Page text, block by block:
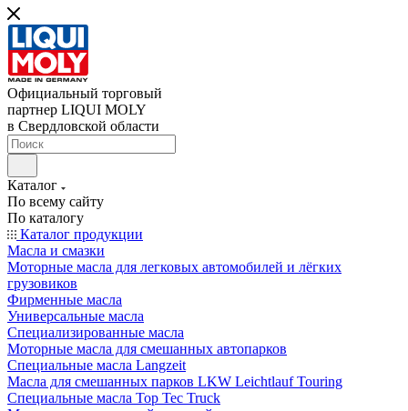
Официальный торговый
партнер LIQUI MOLY
в Свердловской области
Каталог
По всему сайту
По каталогу
Каталог продукции
Масла и смазки
Моторные масла для легковых автомобилей и лёгких
грузовиков
Фирменные масла
Универсальные масла
Специализированные масла
Моторные масла для смешанных автопарков
Специальные масла Langzeit
Масла для смешанных парков LKW Leichtlauf Touring
Специальные масла Top Tec Truck